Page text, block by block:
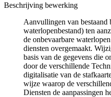
Beschrijving bewerking
Aanvullingen van bestaand
waterlopenbestand) ten
de onbevaarbare
diensten overgemaakt.
basis van de gegevens die
door de verschillende
digitalisatie van de
wijze waarop de
Diensten de aanpassingen